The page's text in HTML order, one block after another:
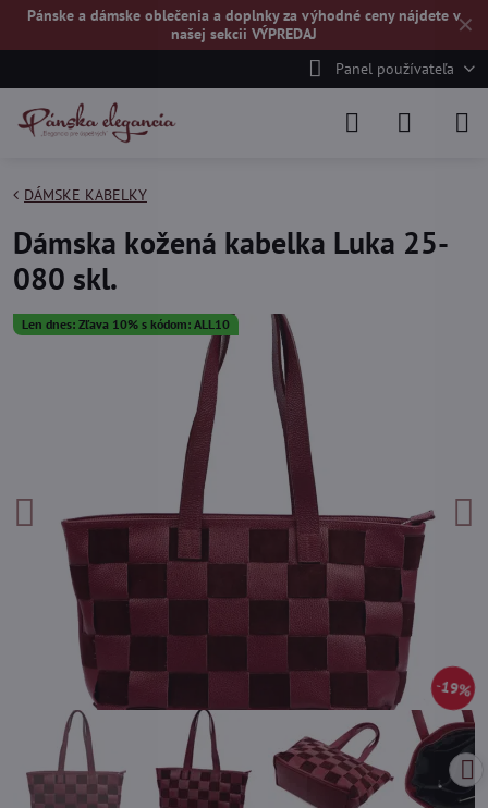
✕
Pánske a dámske oblečenia a doplnky za výhodné ceny nájdete v
našej sekcii VÝPREDAJ
Panel používateľa
Len dnes: Zľava 10% s kódom: ALL10
19%
DÁMSKE KABELKY
Dámska kožená kabelka Luka 25-
080 skl.